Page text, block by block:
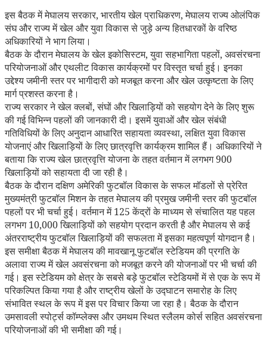
इस बैठक में मेघालय सरकार, भारतीय खेल प्राधिकरण,मेघालय राज्य ओलंपिक
संघ और राज्य में खेल और युवा विकास से जुड़े अन्य हितधारकों के वरिष्ठ
अधिकारियों ने भाग लिया।
बैठक के दौरान मेघालय के खेल इकोसिस्टम,युवा सहभागिता पहलों, अवसंरचना
परियोजनाओं और एथलीट विकास कार्यक्रमों पर विस्तृत चर्चा हुई। इनका
उद्देश्य जमीनी स्तर पर भागीदारी को मजबूत करना और खेल उत्कृष्टता के लिए
मार्ग प्रशस्त करना है।
राज्य सरकार ने खेल क्लबों,संघों और खिलाड़ियों को सहयोग देने के लिए शुरू
की गई विभिन्न पहलों की जानकारी दी। इसमें युवाओं और खेल संबंधी
गतिविधियों के लिए अनुदान आधारित सहायता व्यवस्था,लक्षित युवा विकास
योजनाएं और खिलाड़ियों के लिए छात्रवृत्ति कार्यक्रम शामिल हैं। अधिकारियों ने
बताया कि राज्य खेल छात्रवृत्ति योजना के तहत वर्तमान में लगभग900
खिलाड़ियों को सहायता दी जा रही है।
बैठक के दौरान दक्षिण अमेरिकी फुटबॉल विकास के सफल मॉडलों से प्रेरित
मुख्यमंत्री फुटबॉल मिशन के तहत मेघालय की प्रमुख जमीनी स्तर की फुटबॉल
पहलों पर भी चर्चा हुई। वर्तमान में125केंद्रों के माध्यम से संचालित यह पहल
लगभग10,000खिलाड़ियों को सहयोग प्रदान करती है और मेघालय से कई
अंतरराष्ट्रीय फुटबॉल खिलाड़ियों की सफलता में इसका महत्वपूर्ण योगदान है।
इस समीक्षा बैठक में मेघालय की मावखानू फुटबॉल स्टेडियम की प्रगति के
अलावा राज्य में खेल अवसंरचना को मजबूत करने की योजनाओं पर भी चर्चा की
गई। इस स्टेडियम को क्षेत्र के सबसे बड़े फुटबॉल स्टेडियमों में से एक के रूप में
परिकल्पित किया गया है और राष्ट्रीय खेलों के उद्घाटन समारोह के लिए
संभावित स्थल के रूप में इस पर विचार किया जा रहा है। बैठक के दौरान
उमसावली स्पोर्ट्स कॉम्प्लेक्स और उमथम स्थित स्लैलम कोर्स सहित अवसंरचना
परियोजनाओं की भी समीक्षा की गई।